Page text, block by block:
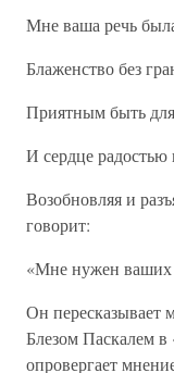
Мне ваша речь
Блаженство без
Приятным быть
И сердце
Возобновляя и
говорит:
«Мне нужен ваших
Он пересказывает
Блезом Паскалем
опровергает